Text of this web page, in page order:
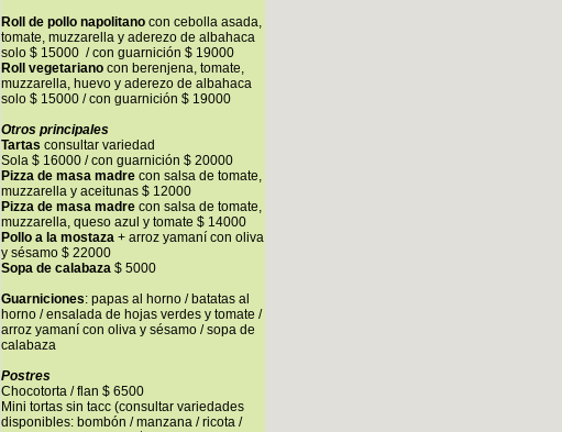
Roll de pollo napolitano con cebolla asada,
tomate, muzzarella y aderezo de albahaca
solo $ 15000 / con guarnición $ 19000
Roll vegetariano con berenjena, tomate,
muzzarella, huevo y aderezo de albahaca
solo $ 15000 / con guarnición $ 19000
Otros principales
Tartas consultar variedad
Sola $ 16000 / con guarnición $ 20000
Pizza de masa madre con salsa de tomate,
muzzarella y aceitunas $ 12000
Pizza de masa madre con salsa de tomate,
muzzarella, queso azul y tomate $ 14000
Pollo a la mostaza + arroz yamaní con oliva
y sésamo $ 22000
Sopa de calabaza $ 5000
Guarniciones: papas al horno / batatas al
horno / ensalada de hojas verdes y tomate /
arroz yamaní con oliva y sésamo / sopa de
calabaza
Postres
Chocotorta / flan $ 6500
Mini tortas sin tacc (consultar variedades
disponibles: bombón / manzana / ricota /